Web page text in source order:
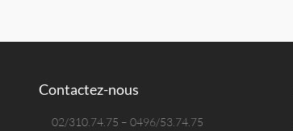
Contactez-nous
02/310.74.75 – 0496/53.74.75